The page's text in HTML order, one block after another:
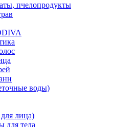
пчелопродукты
воды)
лица)
для тела